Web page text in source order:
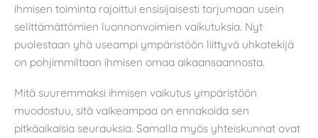
ihmisen toiminta rajoittui ensisijaisesti torjumaan usein
selittämättömien luonnonvoimien vaikutuksia. Nyt
puolestaan yhä useampi ympäristöön liittyvä uhkatekijä
on pohjimmiltaan ihmisen omaa aikaansaannosta.
Mitä suuremmaksi ihmisen vaikutus ympäristöön
muodostuu, sitä vaikeampaa on ennakoida sen
pitkäaikaisia seurauksia. Samalla myös yhteiskunnat ovat